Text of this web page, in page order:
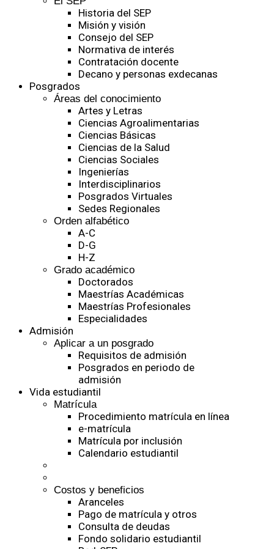
Historia del SEP
Misión y visión
Consejo del SEP
Normativa de interés
Contratación docente
Decano y personas exdecanas
Posgrados
Áreas del conocimiento
Artes y Letras
Ciencias Agroalimentarias
Ciencias Básicas
Ciencias de la Salud
Ciencias Sociales
Ingenierías
Interdisciplinarios
Posgrados Virtuales
Sedes Regionales
Orden alfabético
A-C
D-G
H-Z
Grado académico
Doctorados
Maestrías Académicas
Maestrías Profesionales
Especialidades
Admisión
Aplicar a un posgrado
Requisitos de admisión
Posgrados en periodo de
admisión
Vida estudiantil
Matrícula
Procedimiento matrícula en línea
e-matrícula
Matrícula por inclusión
Calendario estudiantil
Costos y beneficios
Aranceles
Pago de matrícula y otros
Consulta de deudas
Fondo solidario estudiantil